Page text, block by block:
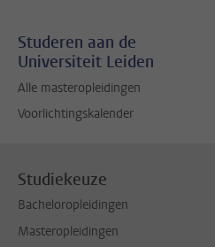
Studeren aan de
Universiteit Leiden
Alle masteropleidingen
Voorlichtingskalender
Studiekeuze
Bacheloropleidingen
Masteropleidingen